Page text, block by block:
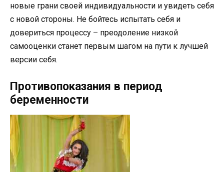
новые грани своей индивидуальности и увидеть себя
с новой стороны. Не бойтесь испытать себя и
довериться процессу – преодоление низкой
самооценки станет первым шагом на пути к лучшей
версии себя.
Противопоказания в период
беременности